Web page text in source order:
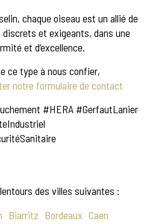
chaque oiseau est un allié de
et exigeants, dans une
et d’excellence.
ce type à nous confier,
notre formulaire de contact
#HERA #GerfautLanier
des villes suivantes :
Biarritz Bordeaux Caen